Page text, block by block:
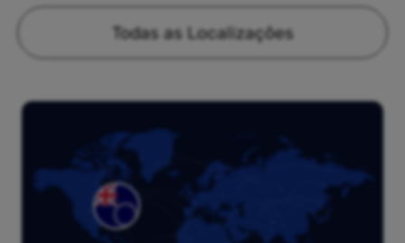
Todas as Localizações